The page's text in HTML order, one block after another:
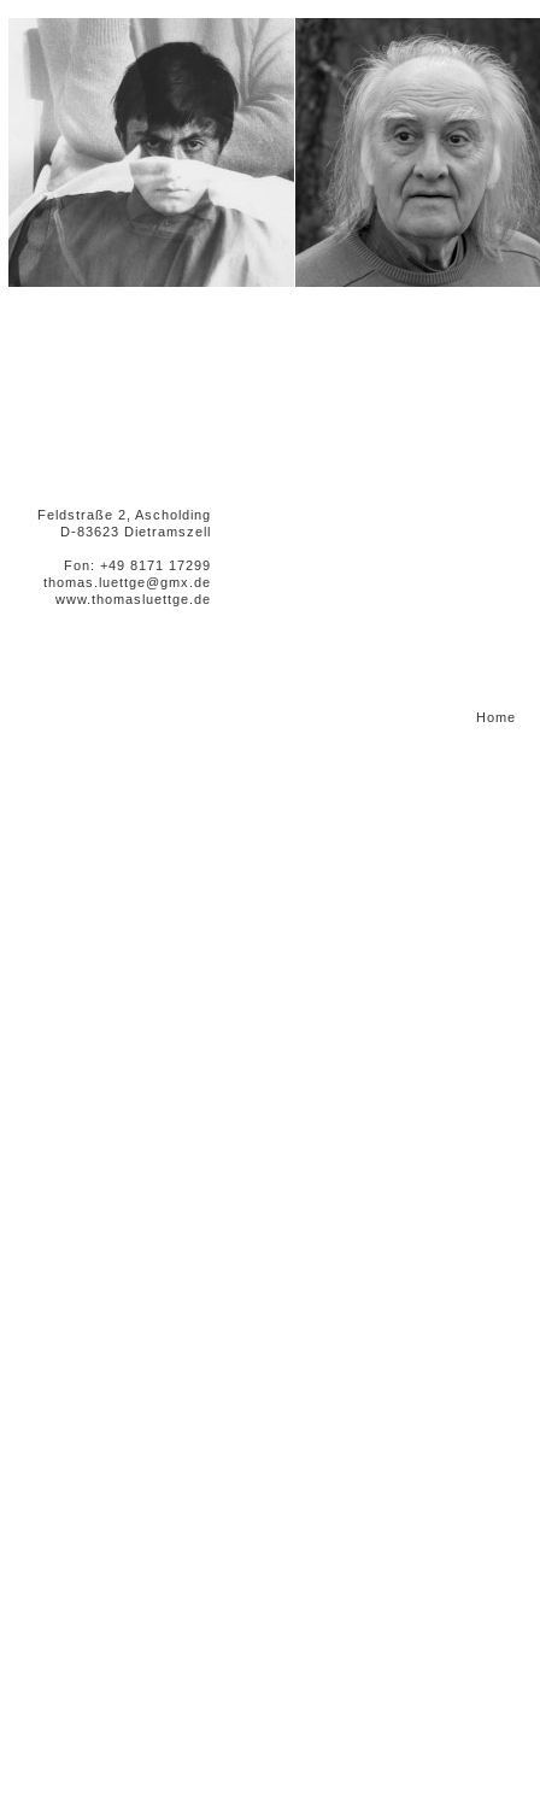
Feldstraße 2, Ascholding
D-83623 Dietramszell
Fon: +49 8171 17299
thomas.luettge@gmx.de
www.thomasluettge.de
Home